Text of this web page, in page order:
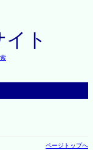
ト
ページトップへ